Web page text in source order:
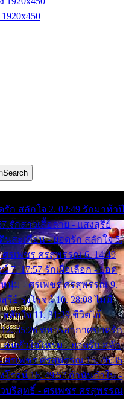
Search
รัก สลักใจ 2. 02:49 รักมาห้าปี
รักสาวเสื้อลาย - แสงสุรีย์
นสะเทือน - ยอดรัก สลักใจ 5.
รเพชร ศรสุพรรณ 6. 14:49
7. 17:57 รักเผื่อเลือก - ยอด
หนุ่ม - ศรเพชร ศรสุพรรณ 9.
รีย์ รุ่งโรจน์ 10. 28:08 ไม่มี
ลักใจ 11. 31:29 ชีวิตไอ้
35:26 ทหารอากาศขาดรัก
คนหัวใจโทรม - ยอดรัก สลัก
ศรเพชร ศรสุพรรณ 15. 46:35
รจน์ 16. 49:57 กำนันกำใน -
วบริสุทธิ์ - ศรเพชร ศรสุพรรณ